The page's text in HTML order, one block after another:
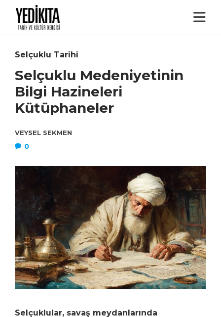
Selçuklu Tarihi
Selçuklu Medeniyetinin
Bilgi Hazineleri
Kütüphaneler
VEYSEL SEKMEN
0
Selçuklular, savaş meydanlarında